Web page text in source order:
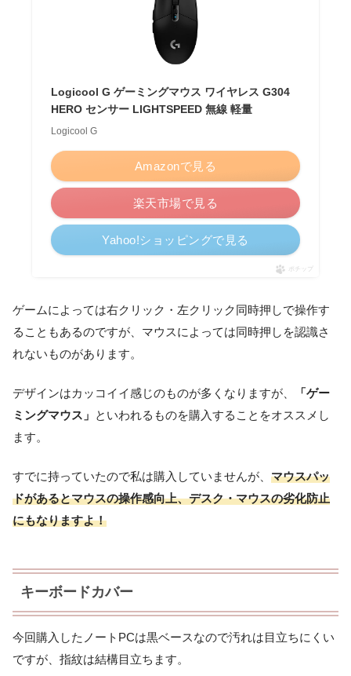
Logicool G ゲーミングマウス ワイヤレス G304
HERO センサー LIGHTSPEED 無線 軽量
Logicool G
Amazonで見る
楽天市場で見る
Yahoo!ショッピングで見る
ポチップ
ゲームによっては右クリック・左クリック同時押しで操作す
ることもあるのですが、マウスによっては同時押しを認識さ
れないものがあります。
デザインはカッコイイ感じのものが多くなりますが、
「ゲー
ミングマウス」
といわれるものを購入することをオススメし
ます。
すでに持っていたので私は購入していませんが、 マウスパッ
ドがあるとマウスの操作感向上、デスク・マウスの劣化防止
にもなりますよ！
キーボードカバー
今回購入したノートPCは黒ベースなので汚れは目立ちにくい
ですが、指紋は結構目立ちます。